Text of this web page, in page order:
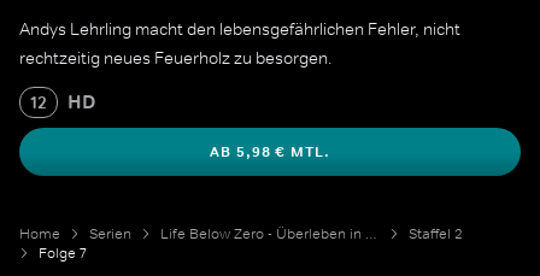
Andys Lehrling macht den lebensgefährlichen Fehler, nicht
rechtzeitig neues Feuerholz zu besorgen.
12 HD
AB 5,98 € MTL.
Home Serien Life Below Zero - Überleben in Alaska
Staffel 2
Folge 7